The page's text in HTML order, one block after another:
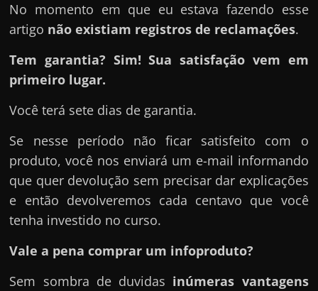
No momento em que eu estava fazendo esse
artigo não existiam registros de reclamações.
Tem garantia? Sim! Sua satisfação vem em
primeiro lugar.
Você terá sete dias de garantia.
Se nesse período não ficar satisfeito com o
produto, você nos enviará um e-mail informando
que quer devolução sem precisar dar explicações
e então devolveremos cada centavo que você
tenha investido no curso.
Vale a pena comprar um infoproduto?
Sem sombra de duvidas inúmeras vantagens